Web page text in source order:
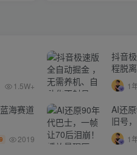
1.5W+
抖音
程脱
1
海赛道
2019
AI还
旧号
1